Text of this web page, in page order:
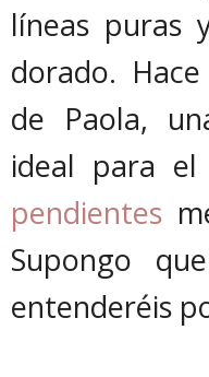
líneas puras
dorado.
de Paola,
ideal para
pendientes
Supongo
entenderéis